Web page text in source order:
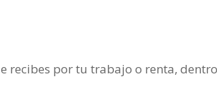
recibes por tu trabajo o renta,